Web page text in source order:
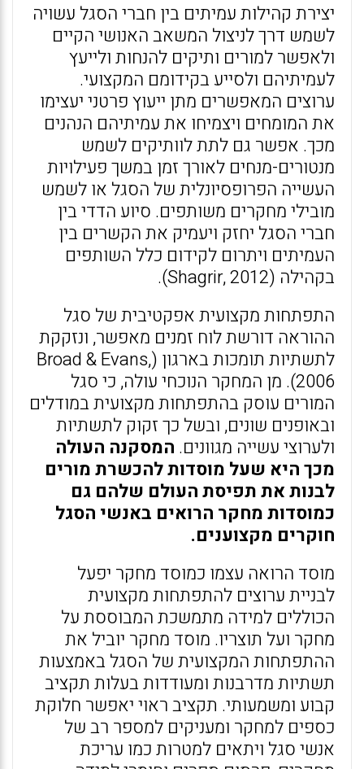
יצירת קהילות עמיתים בין חברי הסגל עשויה
לשמש דרך לניצול המשאב האנושי הקיים
ולאפשר למורים ותיקים להנחות ולייעץ
לעמיתיהם ולסייע בקידומם המקצועי.
ערוצים המאפשרים מתן ייעוץ פרטני יעצימו
את המומחים ויצמיחו את עמיתיהם הנהנים
מכך. אפשר גם לתת לוותיקים לשמש
מנטורים-מנחים לאורך זמן במשך פעילויות
העשייה הפרופסיונלית של הסגל או לשמש
מובילי מחקרים משותפים. סיוע הדדי בין
חברי הסגל יחזק ויעמיק את הקשרים בין
העמיתים ויתרום לקידום כלל השותפים
בקהילה (Shagrir, 2012).
התפתחות מקצועית אפקטיבית של סגל
ההוראה דורשת לוח זמנים מאפשר, ונזקקת
לתשתיות תומכות בארגון (Broad & Evans,
2006). מן המחקר הנוכחי עולה, כי סגל
המורים עוסק בהתפתחות מקצועית במודלים
ובאופנים שונים, ובשל כך זקוק לתשתיות
ולערוצי עשייה מגוונים. המסקנה העולה
מכך היא שעל מוסדות להכשרת מורים
לבנות את תפיסת העולם שלהם גם
כמוסדות מחקר הרואים באנשי הסגל
חוקרים מקצוענים.
מוסד הרואה עצמו כמוסד מחקר יפעל
לבניית ערוצים להתפתחות מקצועית
הכוללים למידה מתמשכת המבוססת על
מחקר ועל תוצריו. מוסד מחקר יוביל את
ההתפתחות המקצועית של הסגל באמצעות
תשתיות מדרבנות ומעודדות בעלות תקציב
קבוע ומשמעותי. תקציב ראוי יאפשר חלוקת
כספים למחקר ומעניקים למספר רב של
אנשי סגל ויתאים למטרות כמו עריכת